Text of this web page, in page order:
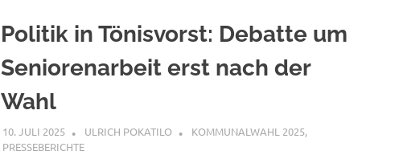
Politik in Tönisvorst: Debatte um
Seniorenarbeit erst nach der
Wahl
10. JULI 2025 ULRICH POKATILO KOMMUNALWAHL 2025,
PRESSEBERICHTE